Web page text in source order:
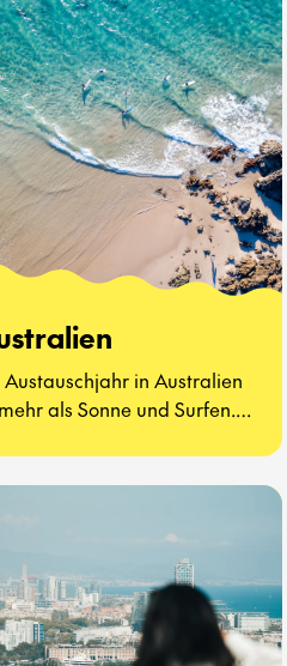
Austauschjahr in Australien
als Sonne und Surfen.
auf der anderen
der Welt anfühlt.